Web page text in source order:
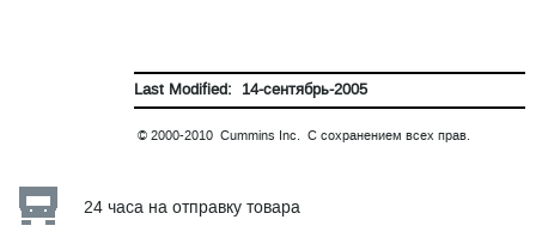
Last Modified: 14-сентябрь-2005
© 2000-2010 Cummins Inc. С сохранением всех прав.
24 часа на отправку товара